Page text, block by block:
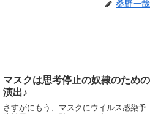
桑野一哉
マスクは思考停止の奴隷のための
演出♪
さすがにもう、マスクにウイルス感染予